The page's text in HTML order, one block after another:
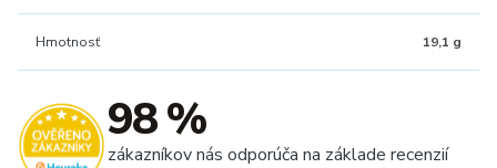
Hmotnosť 19,1 g
98 %
zákazníkov nás odporúča na základe recenzií